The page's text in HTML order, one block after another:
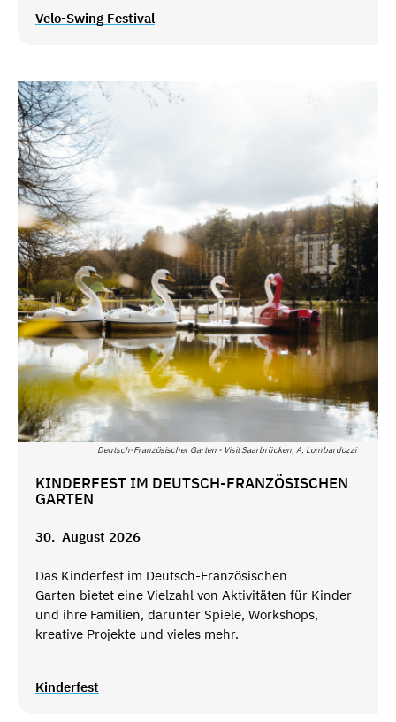
Velo-Swing Festival
Deutsch-Französischer Garten - Visit Saarbrücken, A. Lombardozzi
KINDERFEST IM DEUTSCH-FRANZÖSISCHEN
GARTEN
30. August 2026
Das Kinderfest im Deutsch-Französischen
Garten bietet eine Vielzahl von Aktivitäten für Kinder
und ihre Familien, darunter Spiele, Workshops,
kreative Projekte und vieles mehr.
Kinderfest